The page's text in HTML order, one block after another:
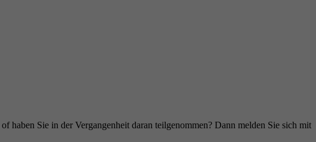
Sie in der Vergangenheit daran teilgenommen? Dann melden Sie sich mit